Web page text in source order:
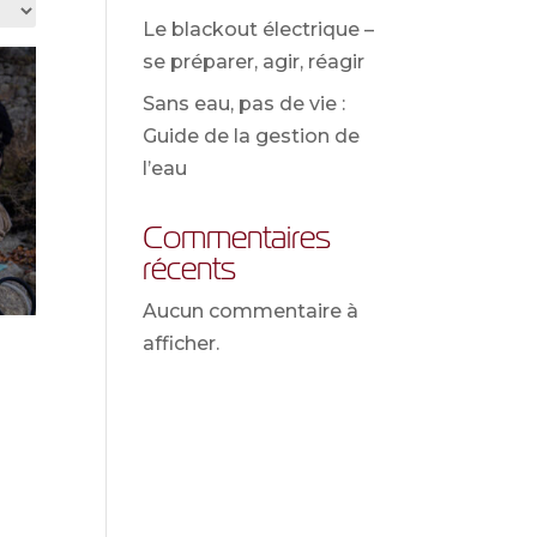
Le blackout électrique –
se préparer, agir, réagir
Sans eau, pas de vie :
Guide de la gestion de
l’eau
Commentaires
récents
Aucun commentaire à
afficher.